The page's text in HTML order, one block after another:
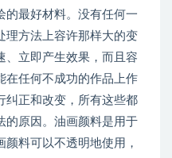
的最好材料。没有任何一
理方法上容许那样大的变
、立即产生效果，而且容
在任何不成功的作品上作
纠正和改变，所有这些都
的原因。油画颜料是用于
料可以不透明地使用，